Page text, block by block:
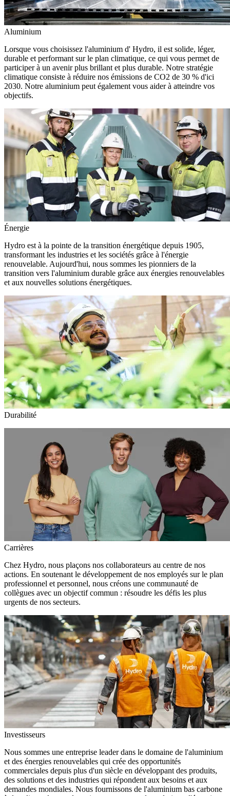
Aluminium
Lorsque vous choisissez l'aluminium d' Hydro, il est solide, léger,
durable et performant sur le plan climatique, ce qui vous permet de
participer à un avenir plus brillant et plus durable. Notre stratégie
climatique consiste à réduire nos émissions de CO2 de 30 % d'ici
2030. Notre aluminium peut également vous aider à atteindre vos
objectifs.
Énergie
Hydro est à la pointe de la transition énergétique depuis 1905,
transformant les industries et les sociétés grâce à l'énergie
renouvelable. Aujourd'hui, nous sommes les pionniers de la
transition vers l'aluminium durable grâce aux énergies renouvelables
et aux nouvelles solutions énergétiques.
Durabilité
Carrières
Chez Hydro, nous plaçons nos collaborateurs au centre de nos
actions. En soutenant le développement de nos employés sur le plan
professionnel et personnel, nous créons une communauté de
collègues avec un objectif commun : résoudre les défis les plus
urgents de nos secteurs.
Investisseurs
Nous sommes une entreprise leader dans le domaine de l'aluminium
et des énergies renouvelables qui crée des opportunités
commerciales depuis plus d'un siècle en développant des produits,
des solutions et des industries qui répondent aux besoins et aux
demandes mondiales. Nous fournissons de l'aluminium bas carbone